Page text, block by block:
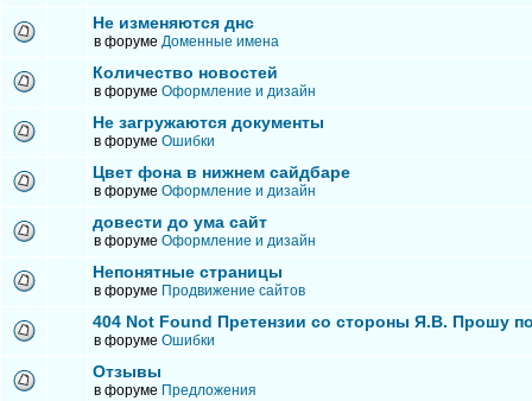
Не изменяются днс
в форуме Доменные имена
Количество новостей
в форуме Оформление и дизайн
Не загружаются документы
в форуме Ошибки
Цвет фона в нижнем сайдбаре
в форуме Оформление и дизайн
довести до ума сайт
в форуме Оформление и дизайн
Непонятные страницы
в форуме Продвижение сайтов
404 Not Found Претензии со стороны Я.В. Прошу
в форуме Ошибки
Отзывы
в форуме Предложения